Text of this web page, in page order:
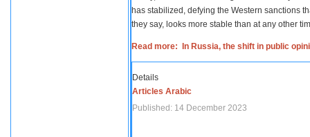
has stabilized, defying the Western sanctions
they say, looks more stable than at any other
Read more: In Russia, the shift in public
Details
Articles Arabic
Published: 14 December 2023